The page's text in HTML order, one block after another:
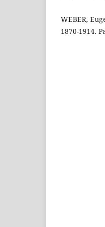
WEBER,
1870-1914.